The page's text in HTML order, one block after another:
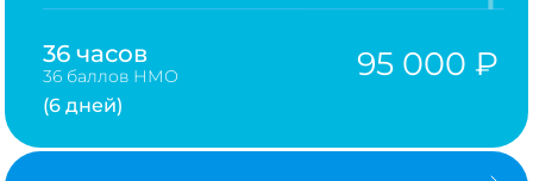
36 часов
36 баллов НМО
(6 дней)
95 000 ₽